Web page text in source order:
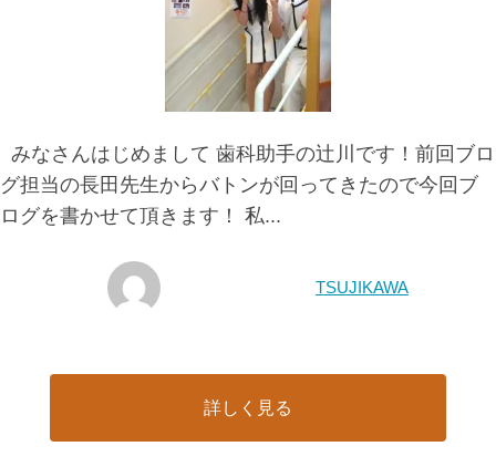
みなさんはじめまして 歯科助手の辻川です！前回ブロ
グ担当の長田先生からバトンが回ってきたので今回ブ
ログを書かせて頂きます！ 私...
TSUJIKAWA
詳しく見る